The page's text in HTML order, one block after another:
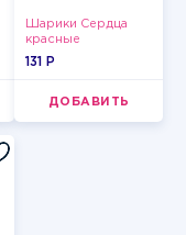
Шарики Сердца
красные
131 P
ДОБАВИТЬ